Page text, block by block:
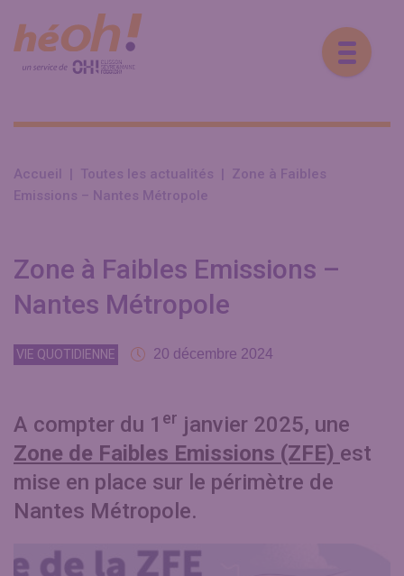
Accueil | Toutes les actualités | Zone à Faibles
Emissions – Nantes Métropole
Zone à Faibles Emissions –
Nantes Métropole
VIE QUOTIDIENNE 20 décembre 2024
A compter du 1 er janvier 2025, une
Zone de Faibles Emissions (ZFE) est
mise en place sur le périmètre de
Nantes Métropole.